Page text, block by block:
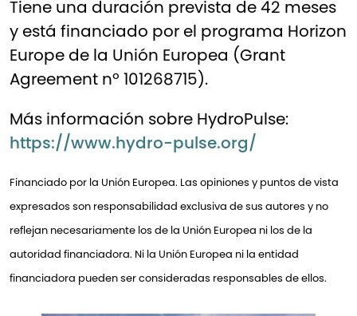
Tiene una duración prevista de 42 meses
y está financiado por el programa Horizon
Europe de la Unión Europea (Grant
Agreement nº 101268715).
Más información sobre HydroPulse:
https://www.hydro-pulse.org/
Financiado por la Unión Europea. Las opiniones y puntos de vista
expresados son responsabilidad exclusiva de sus autores y no
reflejan necesariamente los de la Unión Europea ni los de la
autoridad financiadora. Ni la Unión Europea ni la entidad
financiadora pueden ser consideradas responsables de ellos.